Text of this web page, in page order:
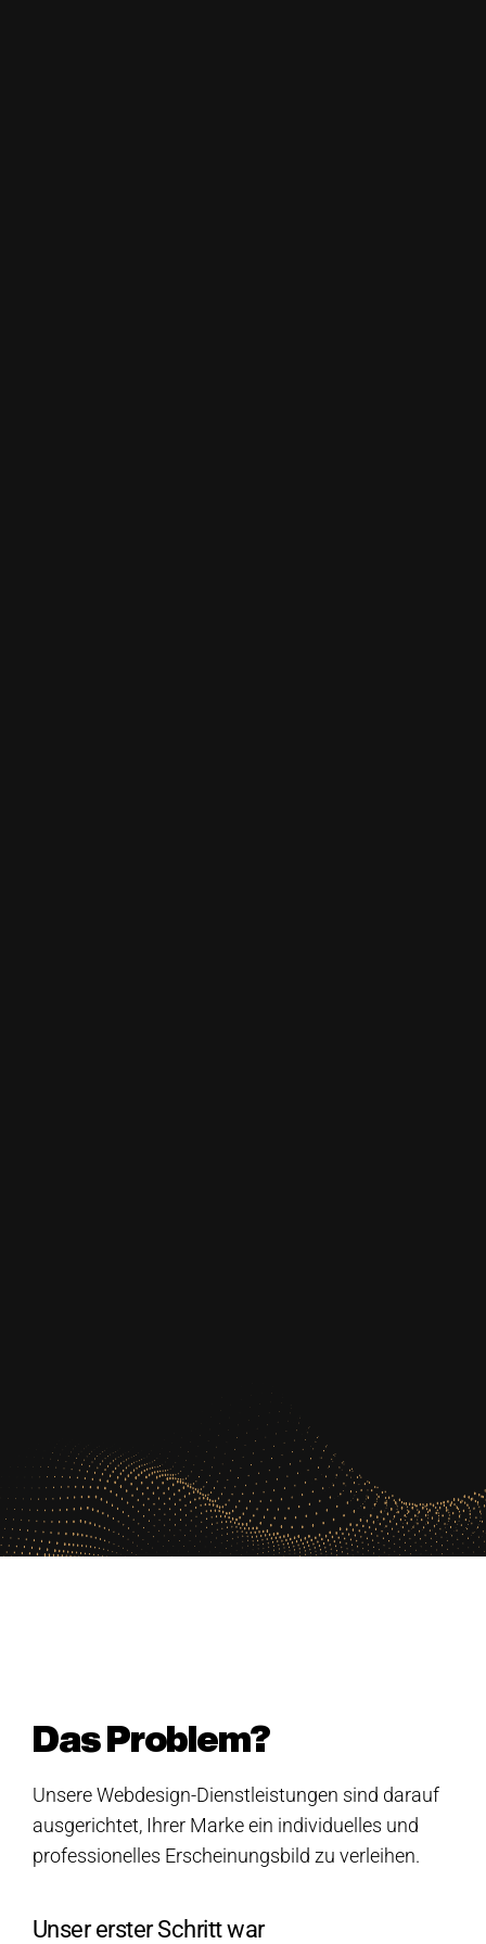
Das Problem?
Unsere Webdesign-Dienstleistungen sind darauf
ausgerichtet, Ihrer Marke ein individuelles und
professionelles Erscheinungsbild zu verleihen.
Unser erster Schritt war